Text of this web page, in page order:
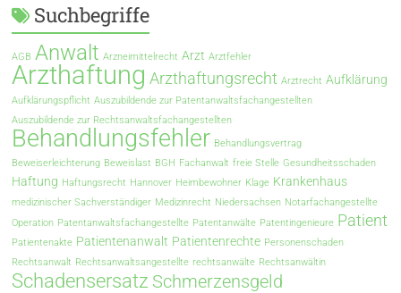
Suchbegriffe
AGB Anwalt Arzneimittelrecht Arzt Arztfehler
Arzthaftung Arzthaftungsrecht Arztrecht Aufklärung
Aufklärungspflicht Auszubildende zur Patentanwaltsfachangestellten
Auszubildende zur Rechtsanwaltsfachangestellten
Behandlungsfehler Behandlungsvertrag
Beweiserleichterung Beweislast BGH Fachanwalt freie Stelle Gesundheitsschaden
Haftung Haftungsrecht Hannover Heimbewohner Klage Krankenhaus
medizinischer Sachverständiger Medizinrecht Niedersachsen Notarfachangestellte
Operation Patentanwaltsfachangestellte Patentanwälte Patentingenieure Patient
Patientenakte Patientenanwalt Patientenrechte Personenschaden
Rechtsanwalt Rechtsanwaltsangestellte rechtsanwälte Rechtsanwältin
Schadensersatz Schmerzensgeld